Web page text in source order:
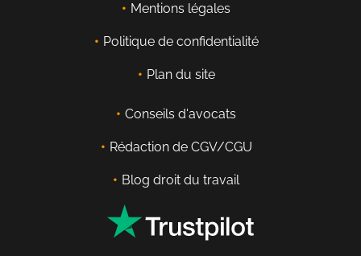
Mentions légales
Politique de confidentialité
Plan du site
Conseils d'avocats
Rédaction de CGV/CGU
Blog droit du travail